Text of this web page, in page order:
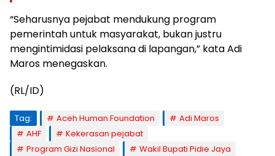
“Seharusnya pejabat mendukung program
pemerintah untuk masyarakat, bukan justru
mengintimidasi pelaksana di lapangan,” kata Adi
Maros menegaskan.
(RL/ID)
Tag: Aceh Human Foundation
Adi Maros
AHF
Kekerasan pejabat
Program Gizi Nasional
Wakil Bupati Pidie Jaya